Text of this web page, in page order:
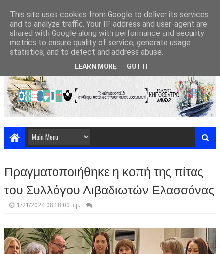
Πραγματοποιήθηκε η κοπή της πίτας
του Συλλόγου Λιβαδιωτών Ελασσόνας
1/21/2024 08:18:00 μ.μ.
This site uses cookies from Google to deliver its services
and to analyze traffic. Your IP address and user-agent are
shared with Google along with performance and security
metrics to ensure quality of service, generate usage
statistics, and to detect and address abuse.
LEARN MORE GOT IT